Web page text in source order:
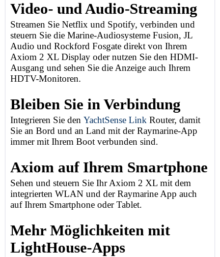
Video- und Audio-Streaming
Streamen Sie Netflix und Spotify, verbinden und
steuern Sie die Marine-Audiosysteme Fusion, JL
Audio und Rockford Fosgate direkt von Ihrem
Axiom 2 XL Display oder nutzen Sie den HDMI-
Ausgang und sehen Sie die Anzeige auch Ihrem
HDTV-Monitoren.
Bleiben Sie in Verbindung
Integrieren Sie den YachtSense Link Router, damit
Sie an Bord und an Land mit der Raymarine-App
immer mit Ihrem Boot verbunden sind.
Axiom auf Ihrem Smartphone
Sehen und steuern Sie Ihr Axiom 2 XL mit dem
integrierten WLAN und der Raymarine App auch
auf Ihrem Smartphone oder Tablet.
Mehr Möglichkeiten mit
LightHouse-Apps